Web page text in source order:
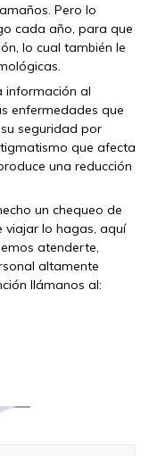
Pero lo
cada año, para que
lo cual también le
información al
enfermedades que
seguridad por
que afecta
una reducción
un chequeo de
viajar lo hagas, aquí
atenderte,
altamente
llámanos al: